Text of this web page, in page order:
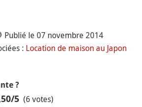
Publié le 07 novembre 2014
: Location de maison au Japon
?
/5 (6 votes)